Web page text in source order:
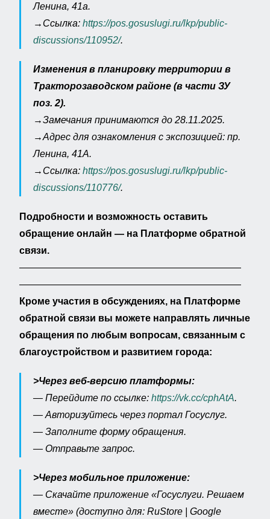
Ленина, 41а.
→Ссылка:https://pos.gosuslugi.ru/lkp/public-
discussions/110952/.
Изменения в планировку территории в
Тракторозаводском районе (в части ЗУ
поз. 2).
→Замечания принимаются до 28.11.2025.
→Адрес для ознакомления с экспозицией: пр.
Ленина, 41А.
→Ссылка:https://pos.gosuslugi.ru/lkp/public-
discussions/110776/.
Подробности и возможность оставить
обращение онлайн — на Платформе обратной
связи.
———————————————————————
———————————————————————
Кроме участия в обсуждениях, на Платформе
обратной связи вы можете направлять личные
обращения по любым вопросам, связанным с
благоустройством и развитием города:
>Через веб-версию платформы:
— Перейдите по ссылке:https://vk.cc/cphAtA.
— Авторизуйтесь через портал Госуслуг.
— Заполните форму обращения.
— Отправьте запрос.
>Через мобильное приложение:
— Скачайте приложение «Госуслуги. Решаем
вместе» (доступно для: RuStore | Google